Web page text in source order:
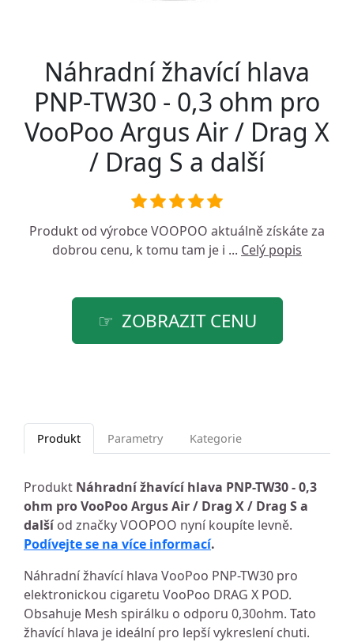
Náhradní žhavící hlava
PNP-TW30 - 0,3 ohm pro
VooPoo Argus Air / Drag X
/ Drag S a další
Produkt od výrobceVOOPOO aktuálně získáte za
dobrou cenu, k tomu tam je i ... Celý popis
ZOBRAZIT CENU
Produkt Parametry Kategorie
Produkt Náhradní žhavící hlava PNP-TW30 - 0,3
ohm pro VooPoo Argus Air / Drag X / Drag S a
dalšíod značky VOOPOO nyní koupíte levně.
Podívejte se na více informací.
Náhradní žhavící hlava VooPoo PNP-TW30 pro
elektronickou cigaretu VooPoo DRAG X POD.
Obsahuje Mesh spirálku o odporu 0,30ohm. Tato
žhavící hlava je ideální pro lepší vykreslení chuti.